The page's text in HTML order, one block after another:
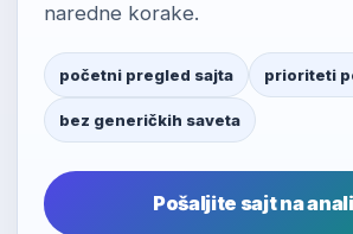
naredne korake.
početni pregled sajta prioriteti
bez generičkih saveta
Pošaljite sajt na